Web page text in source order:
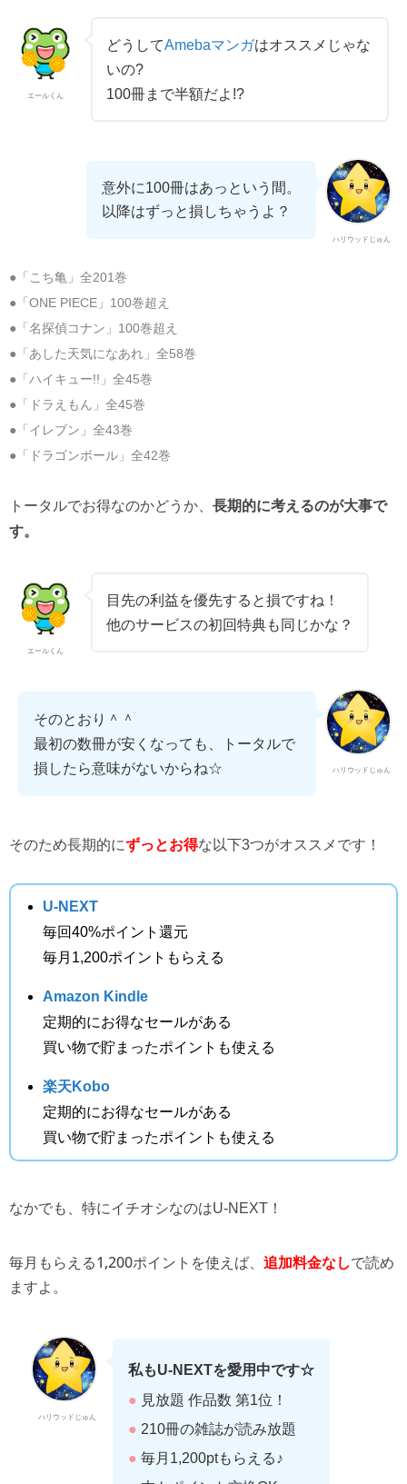
エールくん
どうしてAmebaマンガはオススメじゃな
いの?
100冊まで半額だよ!?
ハリウッドじゅん
意外に100冊はあっという間。
以降はずっと損しちゃうよ？
●「こち亀」全201巻
●「ONE PIECE」100巻超え
●「名探偵コナン」100巻超え
●「あした天気になあれ」全58巻
●「ハイキュー!!」全45巻
●「ドラえもん」全45巻
●「イレブン」全43巻
●「ドラゴンボール」全42巻
トータルでお得なのかどうか、 長期的に考えるのが大事で
す。
エールくん
目先の利益を優先すると損ですね！
他のサービスの初回特典も同じかな？
ハリウッドじゅん
そのとおり＾＾
最初の数冊が安くなっても、トータルで
損したら意味がないからね☆
そのため長期的にずっとお得な以下3つがオススメです！
U-NEXT
毎回40%ポイント還元
毎月1,200ポイントもらえる
Amazon Kindle
定期的にお得なセールがある
買い物で貯まったポイントも使える
楽天Kobo
定期的にお得なセールがある
買い物で貯まったポイントも使える
なかでも、特にイチオシなのはU-NEXT！
毎月もらえる1,200ポイントを使えば、 追加料金なしで読め
ますよ。
ハリウッドじゅん
私もU-NEXTを愛用中です☆
● 見放題 作品数 第1位！
● 210冊の雑誌が読み放題
● 毎月1,200ptもらえる♪